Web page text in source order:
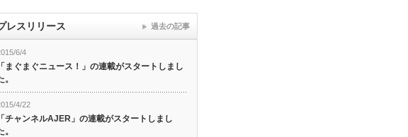
レスリリース
6/4
「まぐまぐニュース！」の連載がスタートしまし
。
4/22
「チャンネルAJER」の連載がスタートしまし
。
過去の記事